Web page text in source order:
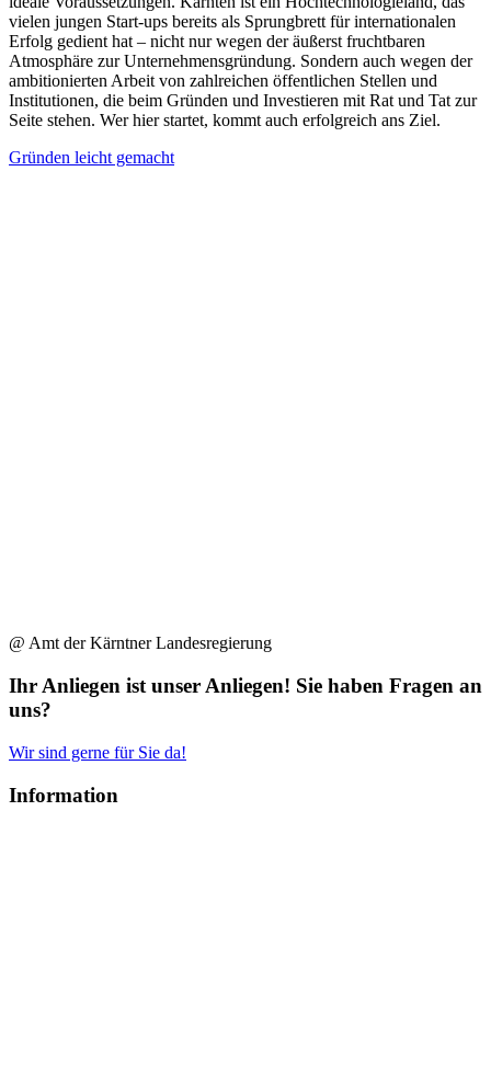
vielen jungen Start-ups bereits als Sprungbrett für internationalen
Erfolg gedient hat – nicht nur wegen der äußerst fruchtbaren
Atmosphäre zur Unternehmensgründung. Sondern auch wegen der
ambitionierten Arbeit von zahlreichen öffentlichen Stellen und
Institutionen, die beim Gründen und Investieren mit Rat und Tat zur
Seite stehen. Wer hier startet, kommt auch erfolgreich ans Ziel.
Gründen leicht gemacht
@ Amt der Kärntner Landesregierung
Ihr Anliegen ist unser Anliegen! Sie haben Fragen an
uns?
Wir sind gerne für Sie da!
Information